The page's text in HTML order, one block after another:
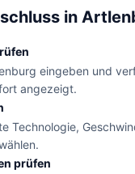
in
eingeben und
angezeigt.
Technologie,
prüfen